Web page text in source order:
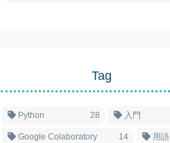
Tag
Python 28 入門
Google Colaboratory 14 用語